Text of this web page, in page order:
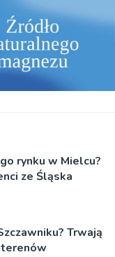
rynku w Mielcu?
ze Śląska
Trwają
terenów